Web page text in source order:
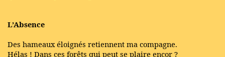
L’Absence
Des hameaux éloignés retiennent ma compagne.
Hélas ! Dans ces forêts qui peut se plaire encor ?